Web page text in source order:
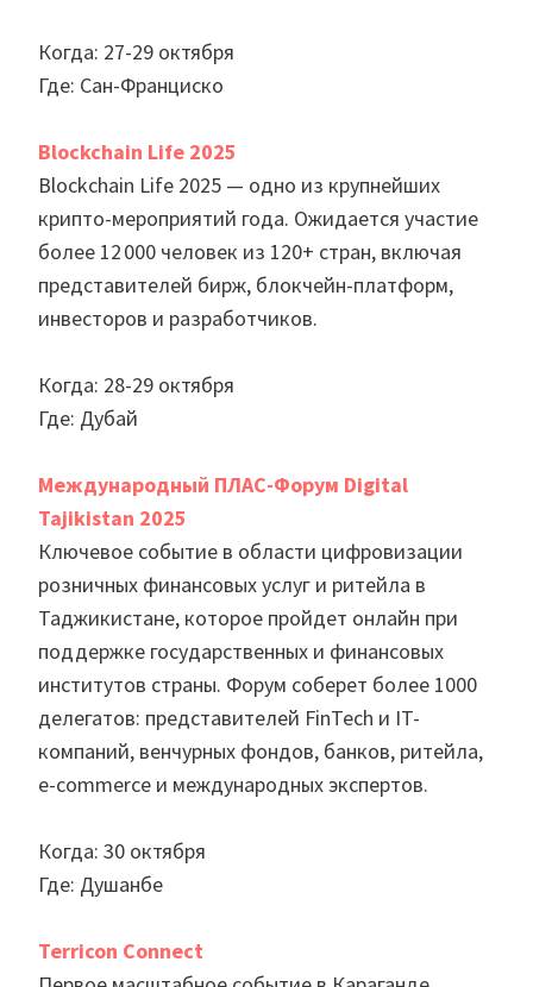
Когда: 27-29 октября
Где: Сан-Франциско
Blockchain Life 2025
Blockchain Life 2025 — одно из крупнейших
крипто-мероприятий года. Ожидается участие
более 12 000 человек из 120+ стран, включая
представителей бирж, блокчейн-платформ,
инвесторов и разработчиков.
Когда: 28-29 октября
Где: Дубай
Международный ПЛАС-Форум Digital
Tajikistan 2025
Ключевое событие в области цифровизации
розничных финансовых услуг и ритейла в
Таджикистане, которое пройдет онлайн при
поддержке государственных и финансовых
институтов страны. Форум соберет более 1000
делегатов: представителей FinTech и IT-
компаний, венчурных фондов, банков, ритейла,
e-commerce и международных экспертов.
Когда: 30 октября
Где: Душанбе
Terricon Connect